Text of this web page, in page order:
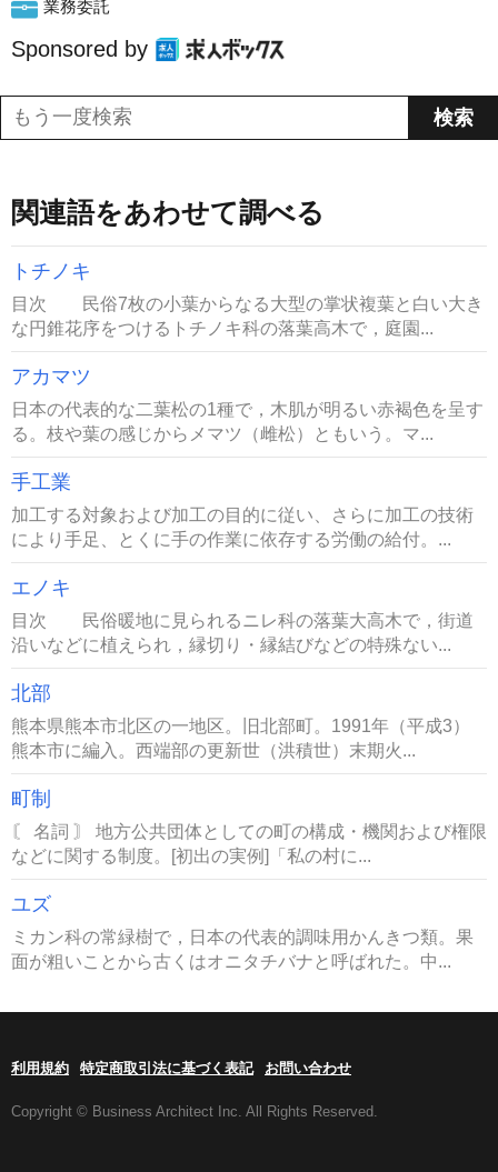
業務委託
Sponsored by
関連語をあわせて調べる
トチノキ
目次 民俗7枚の小葉からなる大型の掌状複葉と白い大き
な円錐花序をつけるトチノキ科の落葉高木で，庭園...
アカマツ
日本の代表的な二葉松の1種で，木肌が明るい赤褐色を呈す
る。枝や葉の感じからメマツ（雌松）ともいう。マ...
手工業
加工する対象および加工の目的に従い、さらに加工の技術
により手足、とくに手の作業に依存する労働の給付。...
エノキ
目次 民俗暖地に見られるニレ科の落葉大高木で，街道
沿いなどに植えられ，縁切り・縁結びなどの特殊ない...
北部
熊本県熊本市北区の一地区。旧北部町。1991年（平成3）
熊本市に編入。西端部の更新世（洪積世）末期火...
町制
〘 名詞 〙 地方公共団体としての町の構成・機関および権限
などに関する制度。[初出の実例]「私の村に...
ユズ
ミカン科の常緑樹で，日本の代表的調味用かんきつ類。果
面が粗いことから古くはオニタチバナと呼ばれた。中...
利用規約 特定商取引法に基づく表記 お問い合わせ
Copyright © Business Architect Inc. All Rights Reserved.